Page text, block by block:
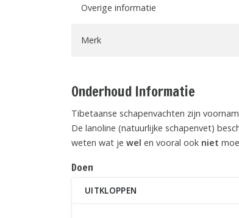
Overige informatie
Merk
Onderhoud Informatie
Tibetaanse schapenvachten zijn
De lanoline (natuurlijke schapenvet)
weten wat je wel en vooral ook niet
Doen
UITKLOPPEN